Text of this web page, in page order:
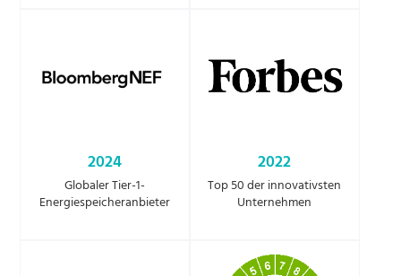
2024
Globaler Tier-1-
Energiespeicheranbieter
2022
Top 50 der innovativsten
Unternehmen